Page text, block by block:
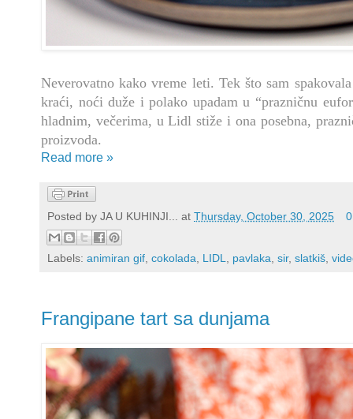
Neverovatno kako vreme leti. Tek što sam
kraći, noći duže i polako upadam u “prazničnu
hladnim, večerima, u Lidl stiže i ona posebna,
proizvoda.
Read more »
Posted by JA U KUHINJI... at Thursday, October 30, 2025
Labels: animiran gif, cokolada, LIDL, pavlaka, sir, slatkiš,
Frangipane tart sa dunjama